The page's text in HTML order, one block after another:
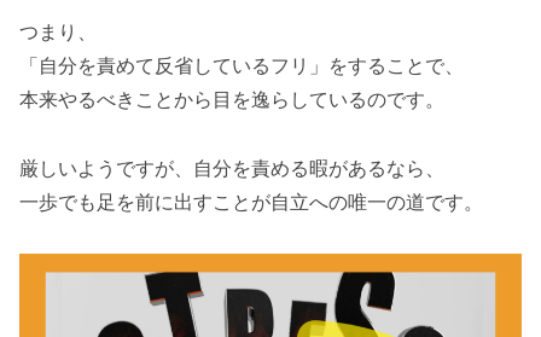
つまり、
「自分を責めて反省しているフリ」をすることで、
本来やるべきことから目を逸らしているのです。
厳しいようですが、自分を責める暇があるなら、
一歩でも足を前に出すことが自立への唯一の道です。